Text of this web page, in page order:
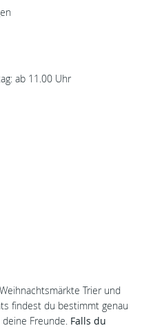
ab 11.00 Uhr
Trier und
findest du bestimmt genau
Freunde. Falls du